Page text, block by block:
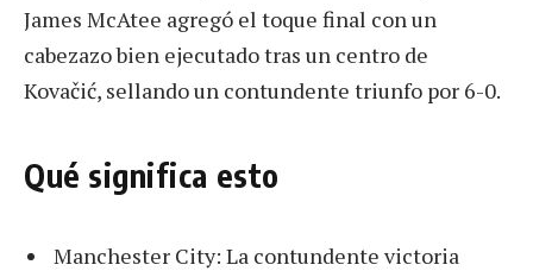
James McAtee agregó el toque final con un
cabezazo bien ejecutado tras un centro de
Kovačić, sellando un contundente triunfo por 6-0.
Qué significa esto
Manchester City: La contundente victoria